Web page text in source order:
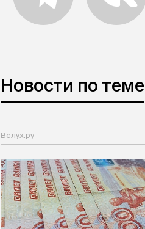
Новости по теме
Вслух.ру